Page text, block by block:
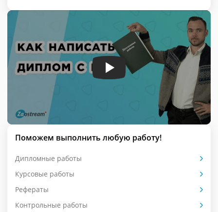
Поможем выполнить любую работу!
Дипломные работы
Курсовые работы
Рефераты
Контрольные работы